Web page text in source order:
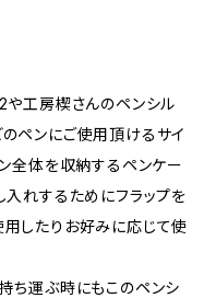
や工房楔さんのペンシル
ペンにご使用頂けるサイ
ン全体を収納するペンケー
入れするためにフラップを
したりお好みに応じて使
ち運ぶ時にもこのペンシ